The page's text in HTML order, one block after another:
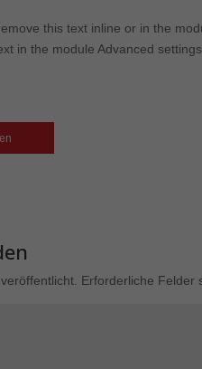
this text inline or in the
in the module Advanced settings.
Erforderliche Felder
Marketing-Cookies
personalisierte